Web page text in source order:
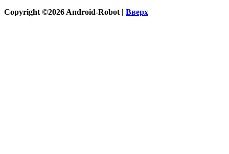
Copyright ©2026 Android-Robot | Вверх